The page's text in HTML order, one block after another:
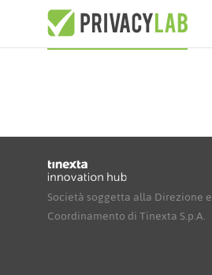
Società soggetta alla Direzione e
Coordinamento di Tinexta S.p.A.